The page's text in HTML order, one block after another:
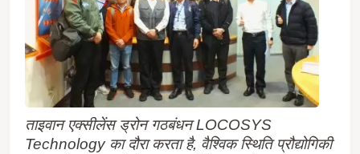
ताइवान एक्सीलेंस ड्रोन गठबंधन LOCOSYS
Technology का दौरा करता है, वैश्विक स्थिति प्रौद्योगिकी